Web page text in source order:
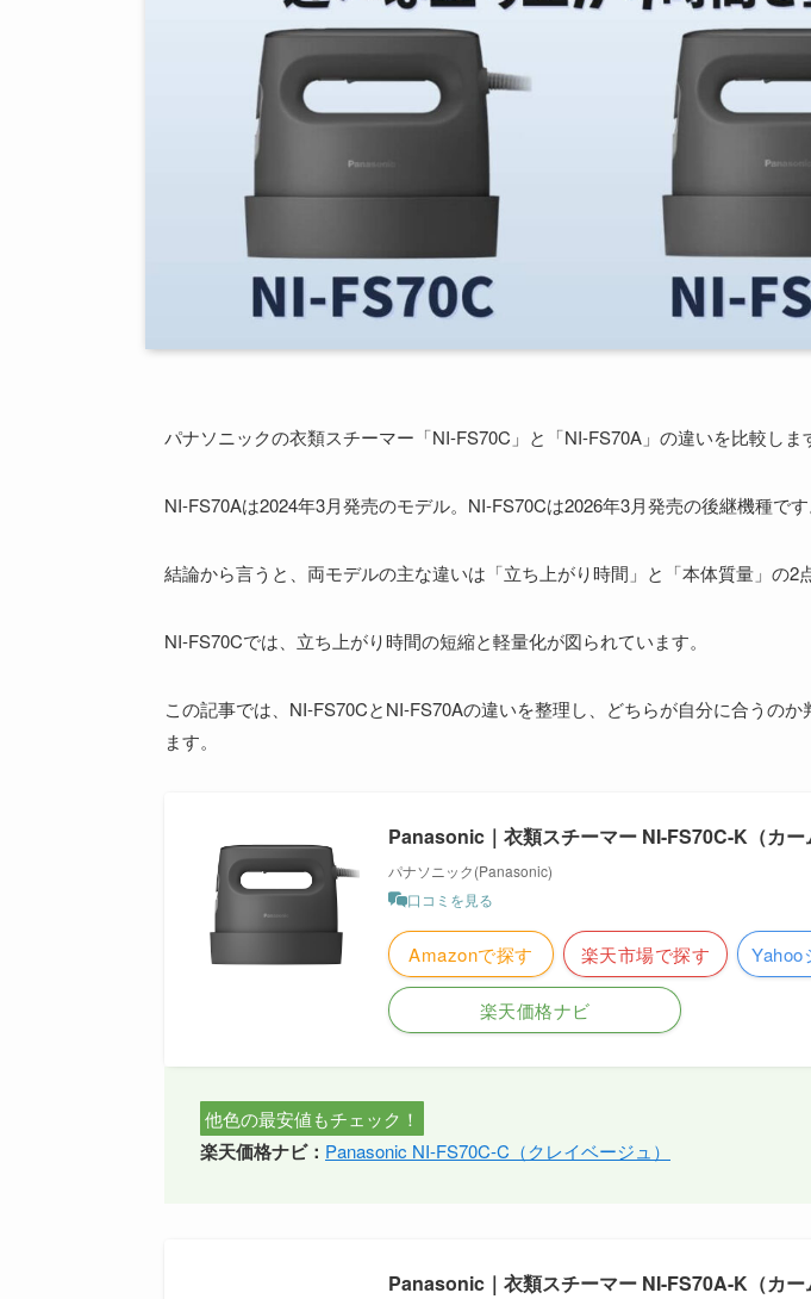
パナソニックの衣類スチーマー「NI-FS70C」と「NI-FS70A」の違いを比較しま
NI-FS70Aは2024年3月発売のモデル。NI-FS70Cは2026年3月発売の後継機種です
結論から言うと、両モデルの主な違いは「立ち上がり時間」と「本体質量」の2点
NI-FS70Cでは、立ち上がり時間の短縮と軽量化が図られています。
この記事では、NI-FS70CとNI-FS70Aの違いを整理し、どちらが自分に合うのか
ます。
Panasonic｜衣類スチーマー NI-FS70C-K（カー
パナソニック(Panasonic)
口コミを見る
Amazonで探す 楽天市場で探す Yahoo
楽天価格ナビ
他色の最安値もチェック！
楽天価格ナビ： Panasonic NI-FS70C-C（クレイベージュ）
Panasonic｜衣類スチーマー NI-FS70A-K（カー